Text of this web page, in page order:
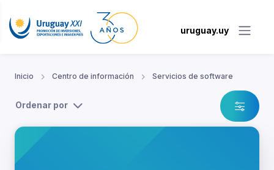
uruguay.uy
Inicio Centro de información Servicios de software
Ordenar por